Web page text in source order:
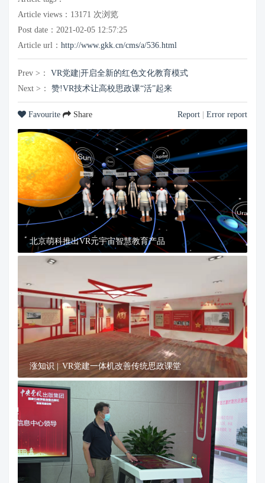
Article views： 13171 次浏览
Post date：2021-02-05 12:57:25
Article url： http://www.gkk.cn/cms/a/536.html
Prev >：
VR党建|开启全新的红色文化教育模式
Next >：
赞!VR技术让高校思政课“活”起来
Favourite Share Report Error report
北京萌科推出VR元宇宙智慧教育产品
涨知识 | VR党建一体机改善传统思政课堂